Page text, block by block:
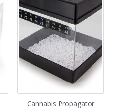
Cannabis Propagator